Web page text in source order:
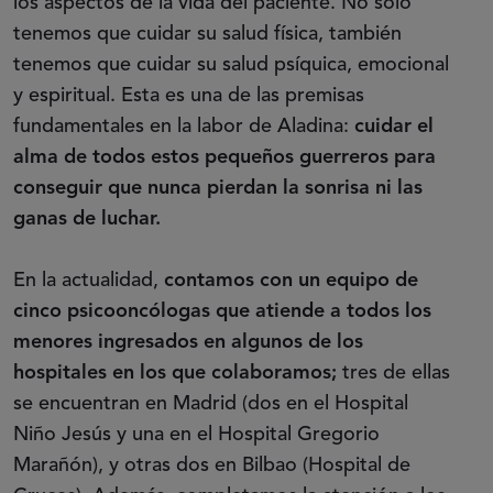
tenemos que cuidar su salud física, también
tenemos que cuidar su salud psíquica, emocional
y espiritual. Esta es una de las premisas
fundamentales en la labor de Aladina: cuidar el
alma de todos estos pequeños guerreros para
conseguir que nunca pierdan la sonrisa ni las
ganas de luchar.
En la actualidad, contamos con un equipo de
cinco psicooncólogas que atiende a todos los
menores ingresados en algunos de los
hospitales en los que colaboramos; tres de ellas
se encuentran en Madrid (dos en el Hospital
Niño Jesús y una en el Hospital Gregorio
Marañón), y otras dos en Bilbao (Hospital de